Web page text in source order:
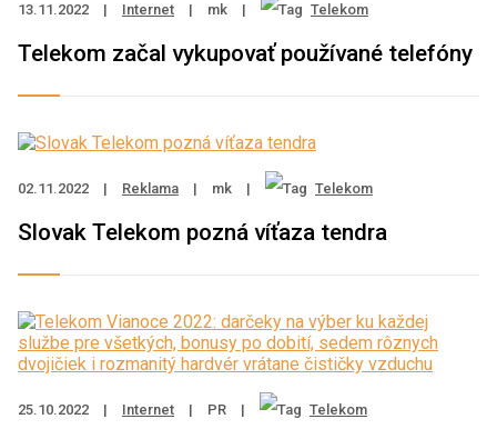
13.11.2022 | Internet | mk | Telekom
Telekom začal vykupovať používané telefóny
02.11.2022 | Reklama | mk | Telekom
Slovak Telekom pozná víťaza tendra
25.10.2022 | Internet | PR | Telekom